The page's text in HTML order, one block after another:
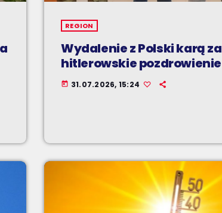
REGION
Wydalenie z Polski karą za
hitlerowskie pozdrowienie
today 31.07.2026, 15:24